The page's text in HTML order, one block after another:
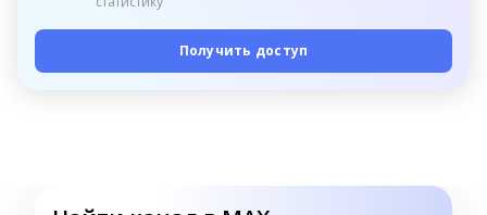
Получить доступ